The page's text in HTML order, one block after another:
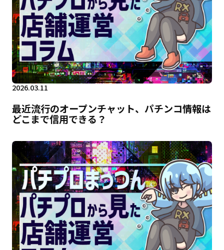
2026.03.11
最近流行のオープンチャット、パチンコ情報は
どこまで信用できる？